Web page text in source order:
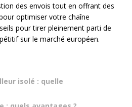
des envois tout en offrant des
optimiser votre chaîne
pour tirer pleinement parti de
sur le marché européen.
isolé : quelle